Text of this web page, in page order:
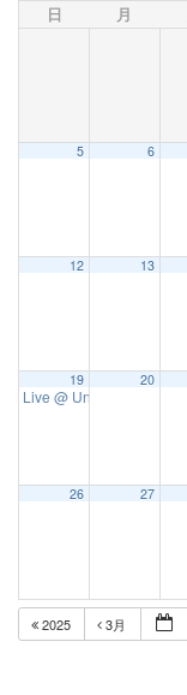
日 月
5 6
12 13
19
Live @ Uncle Jam 兵庫
20
26 27
2025 3月